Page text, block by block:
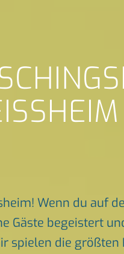
Wenn du auf
Gäste begeistert
spielen die größten